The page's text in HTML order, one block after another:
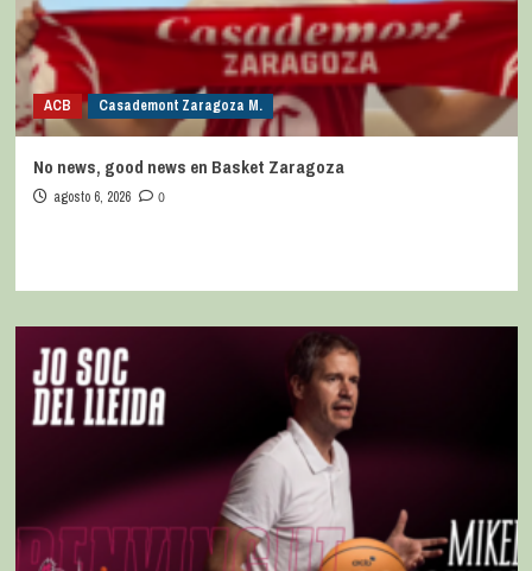
ACB Casademont Zaragoza M.
No news, good news en Basket Zaragoza
agosto 6, 2026 0